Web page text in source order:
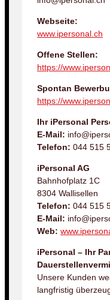
Webseite:
www.ipersonal.ch
Offene Stellen:
https://
Spontan
https://
Ihr iPersonal
E-Mail:
Telefon: 044 515
iPersonal AG
Bahnhofplatz 1C
8304 Wallisellen
Telefon: 044 515
E-Mail:
Web:
iPersonal – Ihr
Unsere Kunden
langfristig